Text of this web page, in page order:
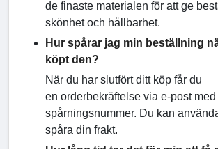
de finaste materialen för att ge
skönhet och hållbarhet.
Hur spårar jag min beställning
köpt den?
När du har slutfört ditt köp får du
en orderbekräftelse via e-post med
spårningsnummer. Du kan
spåra din frakt.